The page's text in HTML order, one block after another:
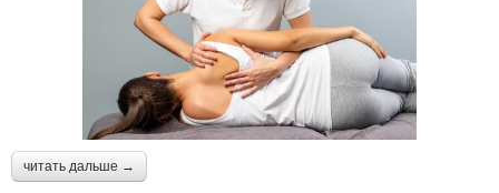
читать дальше →